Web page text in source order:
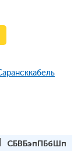
СБВБэпПБбШп